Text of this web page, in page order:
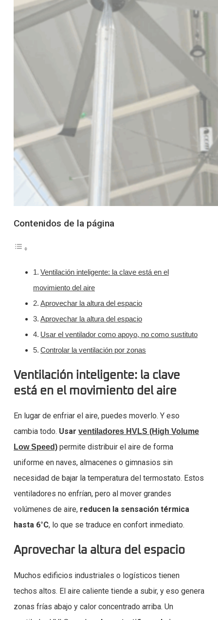
Contenidos de la página
Ventilación inteligente: la clave está en el
movimiento del aire
Aprovechar la altura del espacio
Aprovechar la altura del espacio
Usar el ventilador como apoyo, no como sustituto
Controlar la ventilación por zonas
Ventilación inteligente: la clave
está en el movimiento del aire
En lugar de enfriar el aire, puedes moverlo. Y eso
cambia todo. Usar ventiladores HVLS (High Volume
Low Speed) permite distribuir el aire de forma
uniforme en naves, almacenes o gimnasios sin
necesidad de bajar la temperatura del termostato. Estos
ventiladores no enfrían, pero al mover grandes
volúmenes de aire, reducen la sensación térmica
hasta 6°C, lo que se traduce en confort inmediato.
Aprovechar la altura del espacio
Muchos edificios industriales o logísticos tienen
techos altos. El aire caliente tiende a subir, y eso genera
zonas frías abajo y calor concentrado arriba. Un